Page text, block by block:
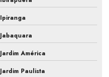
Ipiranga
Jabaquara
Jardim América
Jardim Paulista